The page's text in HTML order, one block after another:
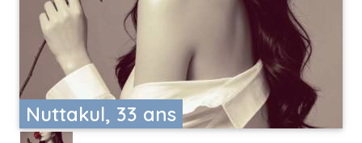
Nuttakul​, 33 ans